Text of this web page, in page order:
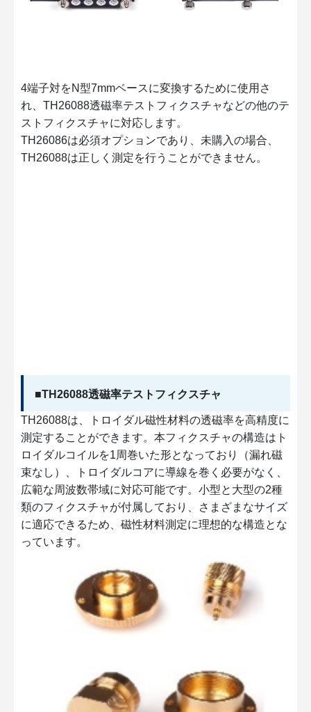
4端子対をN型7mmベースに変換するために使用さ
れ、TH26088透磁率テストフィクスチャなどの他のテ
ストフィクスチャに対応します。
TH26086は必須オプションであり、未購入の場合、
TH26088は正しく測定を行うことができません。
■TH26088透磁率テストフィクスチャ
TH26088は、トロイダル磁性材料の透磁率を高精度に
測定することができます。本フィクスチャの構造はト
ロイダルコイルを1周巻いた形となっており（漏れ磁
束なし）、トロイダルコアに導線を巻く必要がなく、
広範な周波数帯域に対応可能です。小型と大型の2種
類のフィクスチャが付属しており、さまざまなサイズ
に適応できるため、磁性材料測定に理想的な構造とな
っています。